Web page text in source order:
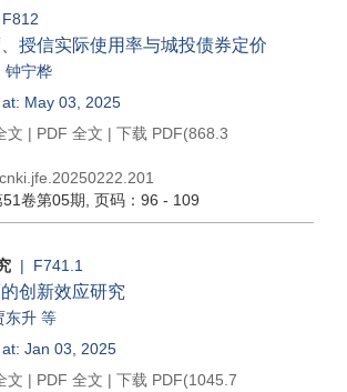
授信实际使用率与城投债券定价
钟宁桦
May 03, 2025
文 | PDF 全文 | 下载 PDF(868.3
51卷第05期 , 页码：96 - 109
| F741.1
创新效应研究
东升 等
Jan 03, 2025
文 | PDF 全文 | 下载 PDF(1045.7